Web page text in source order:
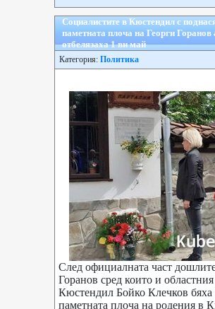
Социалистите в Кюстендил с
паметната плоча на Георги
отбелязаха 1 ви май
Категория: Политика
След официалната част
Горанов сред които и
Кюстендил Бойко Клечков бяха
паметната плоча на родения в